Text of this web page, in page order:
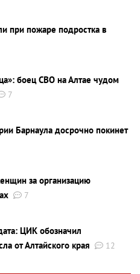
при пожаре подростка в
боец СВО на Алтае чудом
7
Барнаула досрочно покинет
за организацию
7
ЦИК обозначил
от Алтайского края
12